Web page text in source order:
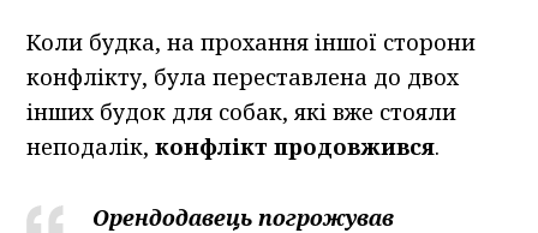
Коли будка, на прохання іншої сторони
конфлікту, була переставлена до двох
інших будок для собак, які вже стояли
неподалік,конфлікт продовжився.
Орендодавець погрожував